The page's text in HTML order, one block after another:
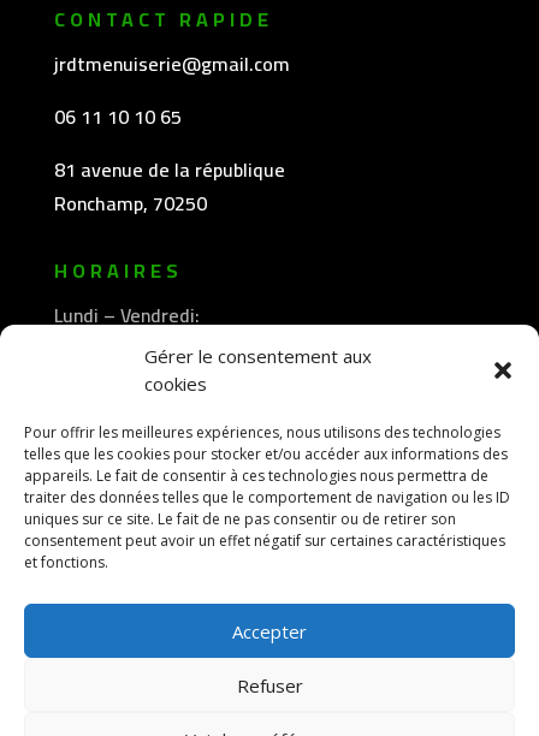
Gérer le consentement aux
cookies
Pour offrir les meilleures expériences, nous utilisons des technologies
telles que les cookies pour stocker et/ou accéder aux informations des
appareils. Le fait de consentir à ces technologies nous permettra de
traiter des données telles que le comportement de navigation ou les ID
uniques sur ce site. Le fait de ne pas consentir ou de retirer son
consentement peut avoir un effet négatif sur certaines caractéristiques
et fonctions.
Accepter
Refuser
CONTACT RAPIDE
jrdtmenuiserie@gmail.com
06 11 10 10 65
81 avenue de la république
Ronchamp, 70250
HORAIRES
Lundi – Vendredi:
8h30 -12h00
—————-
13h30 -18h00